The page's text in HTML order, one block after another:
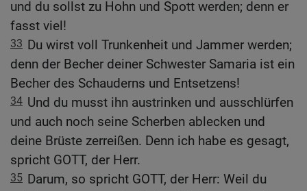
und du sollst zu Hohn und Spott werden; denn er
fasst viel!
33 Du wirst voll Trunkenheit und Jammer werden;
denn der Becher deiner Schwester Samaria ist ein
Becher des Schauderns und Entsetzens!
34 Und du musst ihn austrinken und ausschlürfen
und auch noch seine Scherben ablecken und
deine Brüste zerreißen. Denn ich habe es gesagt,
spricht GOTT, der Herr.
35 Darum, so spricht GOTT, der Herr: Weil du